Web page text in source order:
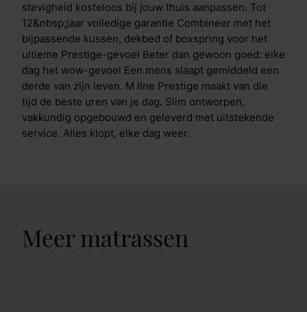
stevigheid kosteloos bij jouw thuis aanpassen. Tot
12&nbsp;jaar volledige garantie Combineer met het
bijpassende kussen, dekbed of boxspring voor het
ultieme Prestige-gevoel Beter dan gewoon goed: elke
dag het wow-gevoel Een mens slaapt gemiddeld een
derde van zijn leven. M line Prestige maakt van die
tijd de beste uren van je dag. Slim ontworpen,
vakkundig opgebouwd en geleverd met uitstekende
service. Alles klopt, elke dag weer.
Meer matrassen